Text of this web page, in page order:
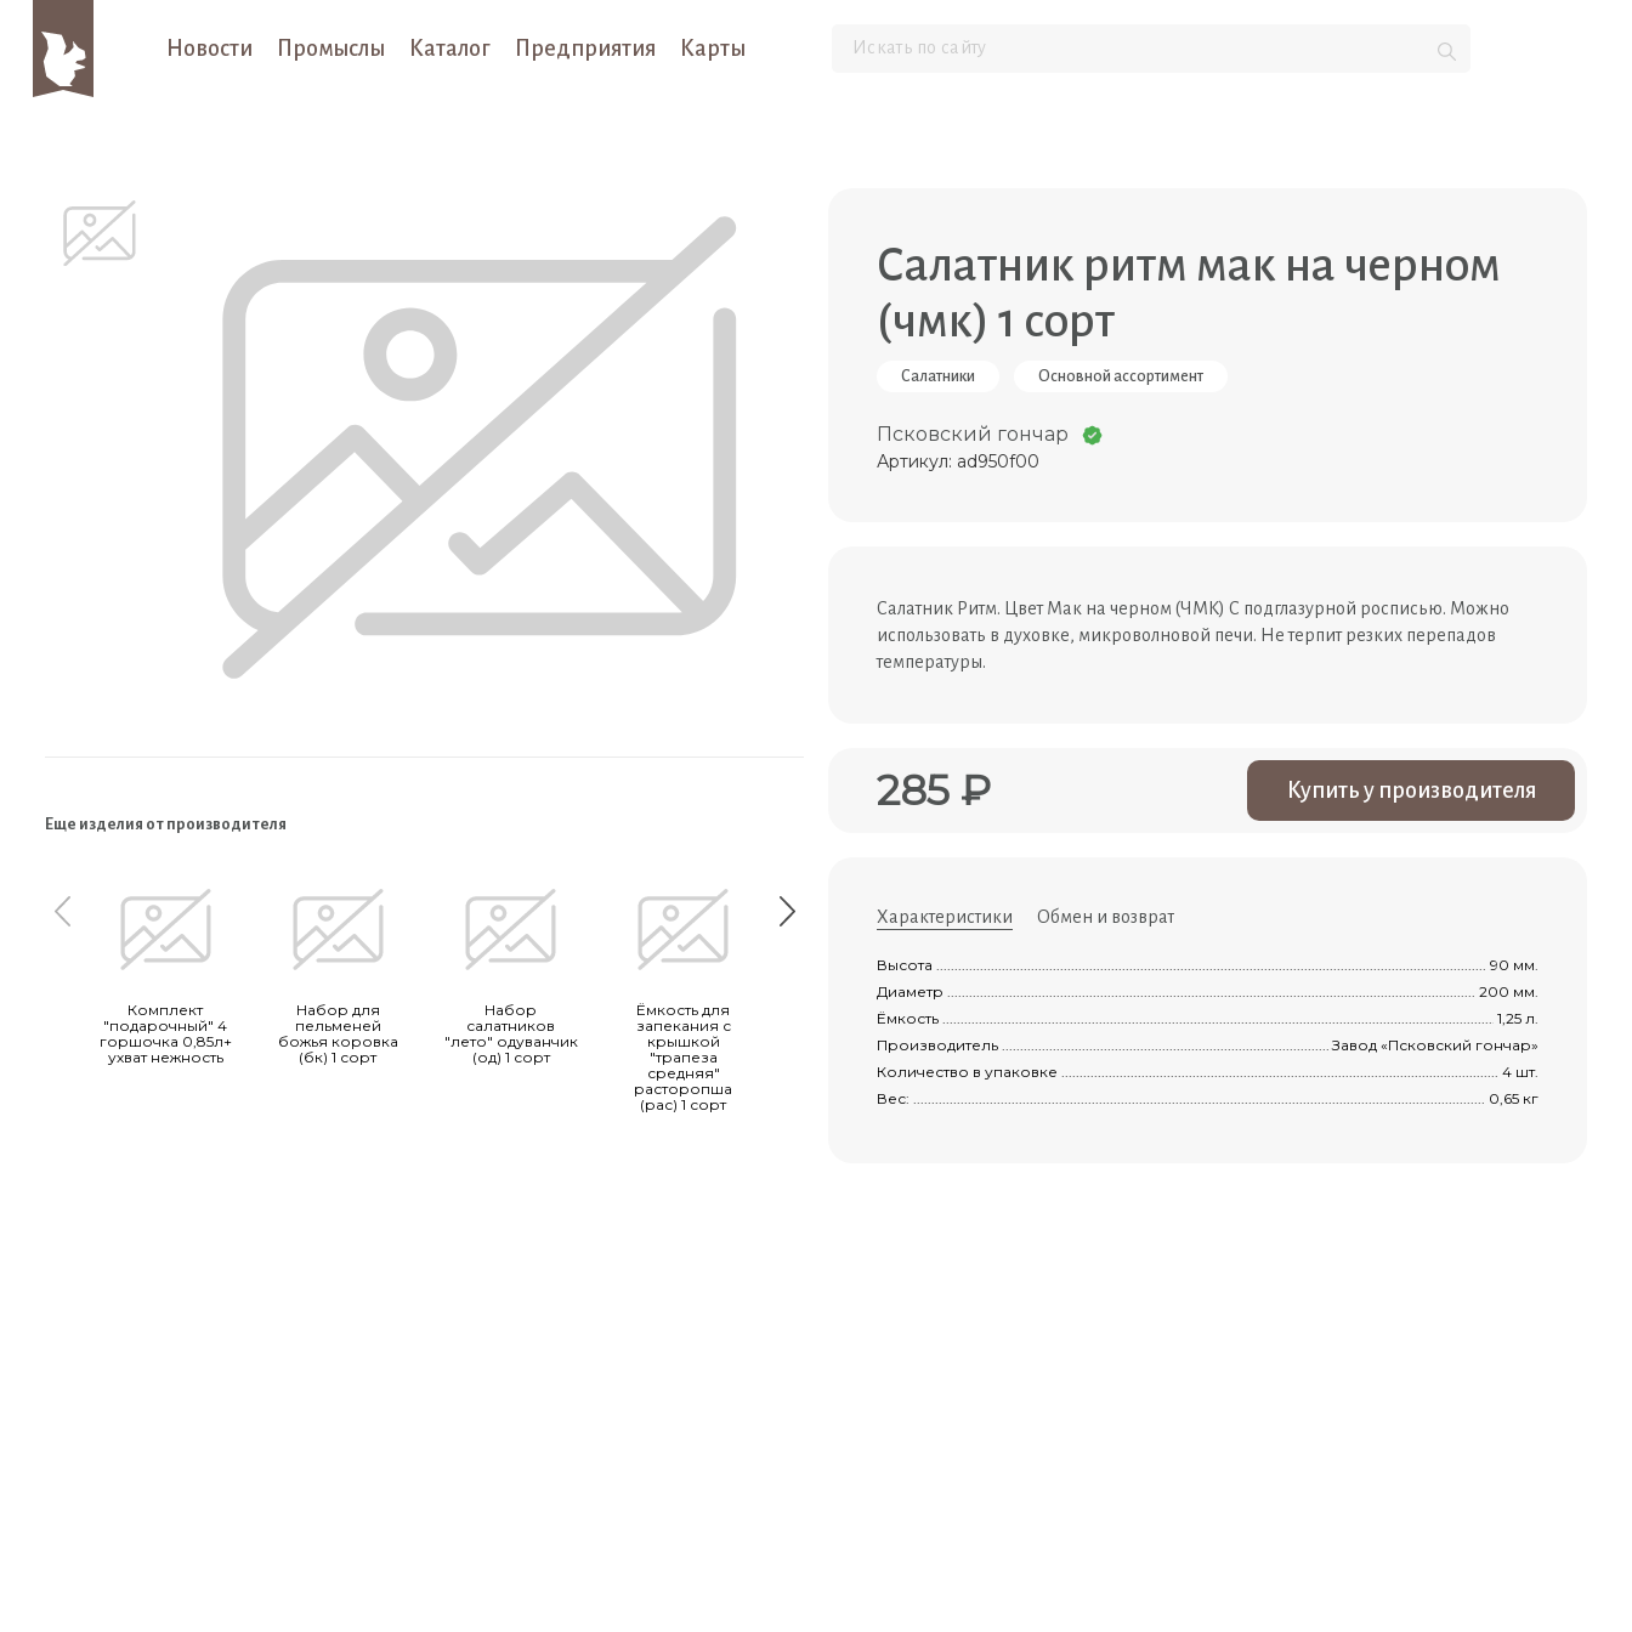
Новости Промыслы Каталог Предприятия Карты
Еще изделия от производителя
Комплект
"подарочный" 4
горшочка 0,85л+
ухват нежность
Набор для
пельменей
божья коровка
(бк) 1 сорт
Набор
салатников
"лето" одуванчик
(од) 1 сорт
Ёмкость для
запекания с
крышкой
"трапеза
средняя"
расторопша
(рас) 1 сорт
Миска большая
0,8л 1 сорт
"тыква" средняя 1
Салатник ритм мак на черном
(чмк) 1 сорт
Салатники Основной ассортимент
Псковский гончар
Артикул: ad950f00
Салатник Ритм. Цвет Мак на черном (ЧМК) С подглазурной росписью. Можно
использовать в духовке, микроволновой печи. Не терпит резких перепадов
температуры.
285 ₽ Купить у производителя
Характеристики Обмен и возврат
Высота
90 мм.
Диаметр
200 мм.
Ёмкость
1,25 л.
Производитель
Завод «Псковский гончар»
Количество в упаковке
4 шт.
Вес:
0,65 кг